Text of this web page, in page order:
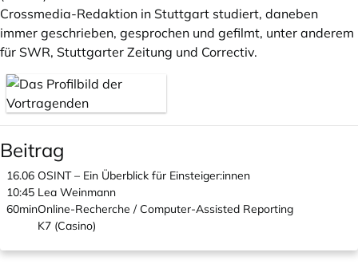
Crossmedia-Redaktion in Stuttgart studiert, daneben
immer geschrieben, gesprochen und gefilmt, unter anderem
für SWR, Stuttgarter Zeitung und Correctiv.
Beitrag
16.06
10:45
60min
OSINT – Ein Überblick für Einsteiger:innen
Lea Weinmann
Online-Recherche / Computer-Assisted Reporting
K7 (Casino)